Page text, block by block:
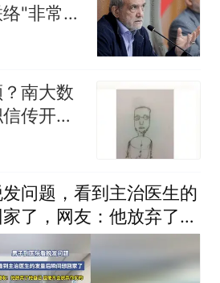
"非常困
南大数
传开，
：我也
报告
问题，看到主治医生的
了，网友：他放弃了他
弃你们的